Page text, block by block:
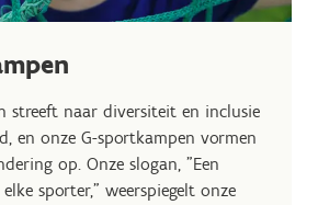
streeft naar diversiteit en inclusie
en onze G-sportkampen vormen
op. Onze slogan, "Een
sporter," weerspiegelt onze